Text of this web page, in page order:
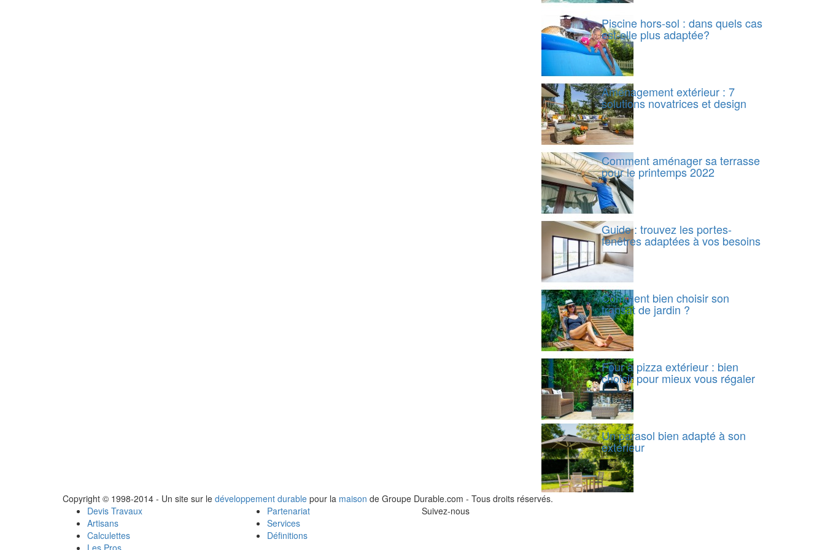
Piscine hors-sol : dans quels cas
est-elle plus adaptée?
Aménagement extérieur : 7
solutions novatrices et design
Comment aménager sa terrasse
pour le printemps 2022
Guide : trouvez les portes-
fenêtres adaptées à vos besoins
Comment bien choisir son
transat de jardin ?
Four à pizza extérieur : bien
choisir pour mieux vous régaler
Un parasol bien adapté à son
extérieur
Copyright © 1998-2014 - Un site sur le développement durable pour la maison de Groupe Durable.com - Tous droits réservés.
Devis Travaux
Artisans
Calculettes
Les Pros
Partenariat
Services
Définitions
Suivez-nous